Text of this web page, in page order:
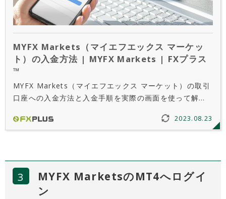
MYFX Markets（マイエフエックス マーケッ
ト）の入金方法 | MYFX Markets | FXプラス
™
MYFX Markets（マイエフエックス マーケット）の取引
口座への入金方法と入金手順を実際の画面を使って解説
ット）の取引口座へのご入金には、大きく分けて「クレ
意されています。
2023.08.23
MYFX MarketsのMT4へログイ
ン